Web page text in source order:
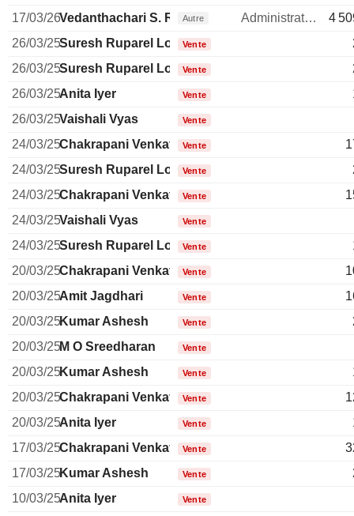
17/03/26Vedanthachari S. Rangan
Autre Administrateur
4
26/03/25Suresh Ruparel LopaVente
26/03/25Suresh Ruparel LopaVente
26/03/25Anita Iyer Vente
26/03/25Vaishali Vyas Vente
24/03/25Chakrapani Venkatachari
Vente
24/03/25Suresh Ruparel LopaVente
24/03/25Chakrapani Venkatachari
Vente
24/03/25Vaishali Vyas Vente
24/03/25Suresh Ruparel LopaVente
20/03/25Chakrapani Venkatachari
Vente
20/03/25Amit Jagdhari Vente
20/03/25Kumar Ashesh Vente
20/03/25M O Sreedharan Vente
20/03/25Kumar Ashesh Vente
20/03/25Chakrapani Venkatachari
Vente
20/03/25Anita Iyer Vente
17/03/25Chakrapani Venkatachari
Vente
17/03/25Kumar Ashesh Vente
10/03/25Anita Iyer Vente